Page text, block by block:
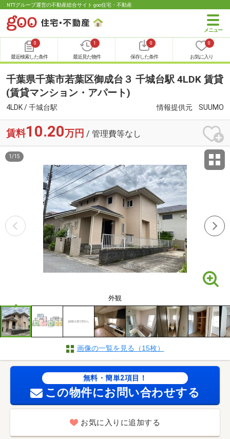
NTTグループ運営の不動産総合サイト goo住宅・不動産
0
最近検索した条件
1
最近見た物件
0
保存した条件
0
お気に入り
千葉県千葉市若葉区御成台３ 千城台駅 4LDK 賃貸
(賃貸マンション・アパート)
4LDK / 千城台駅 情報提供元 SUUMO
賃料10.20万円 / 管理費等なし
外観
1 /15
画像の一覧を見る（15枚）
無料・簡単2項目！
この物件にお問い合わせする
お気に入りに追加する